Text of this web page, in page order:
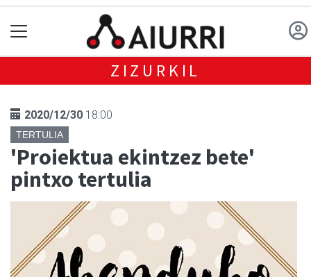
ZIZURKIL
2020/12/30 18:00
TERTULIA
'Proiektua ekintzez bete'
pintxo tertulia